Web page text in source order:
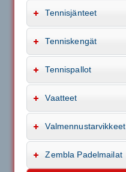
Tennisjänteet
Tenniskengät
Tennispallot
Vaatteet
Valmennustarvikkeet
Zembla Padelmailat